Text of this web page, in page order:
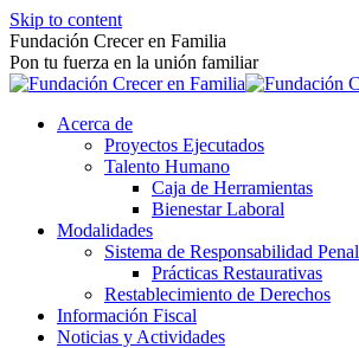
Skip to content
Fundación Crecer en Familia
Pon tu fuerza en la unión familiar
Acerca de
Proyectos Ejecutados
Talento Humano
Caja de Herramientas
Bienestar Laboral
Modalidades
Sistema de Responsabilidad Penal
Prácticas Restaurativas
Restablecimiento de Derechos
Información Fiscal
Noticias y Actividades